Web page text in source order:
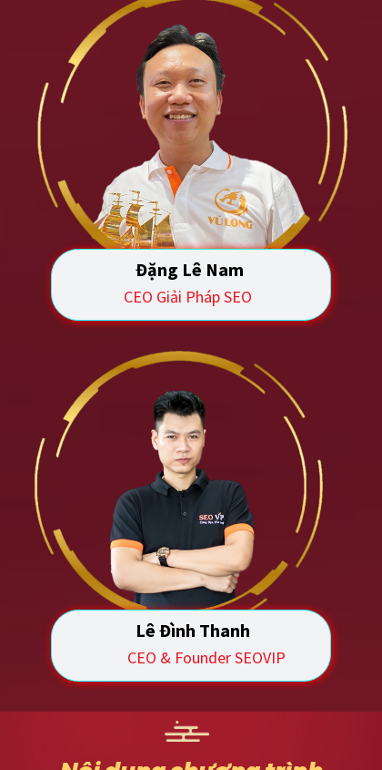
Lê Đình Thanh
CEO & Founder SEOVIP
Đặng Lê Nam
CEO Giải Pháp SEO